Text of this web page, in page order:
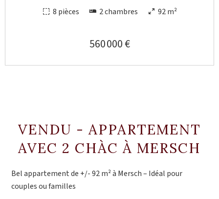
8 pièces 2 chambres 92 m²
560 000 €
VENDU - APPARTEMENT
AVEC 2 CHÀC À MERSCH
Bel appartement de +/- 92 m² à Mersch – Idéal pour
couples ou familles